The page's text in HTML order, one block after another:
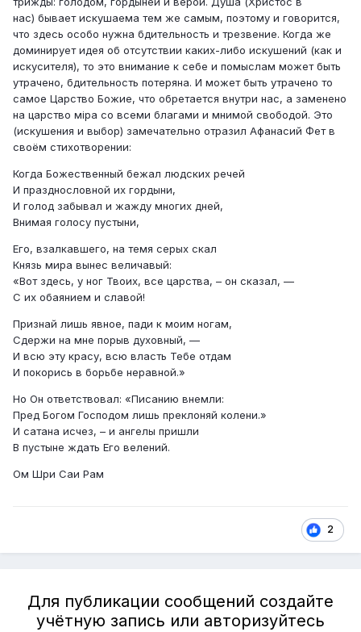
нас) бывает искушаема тем же самым, поэтому и говорится,
что здесь особо нужна бдительность и трезвение. Когда же
доминирует идея об отсутствии каких-либо искушений (как и
искусителя), то это внимание к себе и помыслам может быть
утрачено, бдительность потеряна. И может быть утрачено то
самое Царство Божие, что обретается внутри нас, а заменено
на царство мiра со всеми благами и мнимой свободой. Это
(искушения и выбор) замечательно отразил Афанасий Фет в
своём стихотворении:
Когда Божественный бежал людских речей
И празднословной их гордыни,
И голод забывал и жажду многих дней,
Внимая голосу пустыни,
Его, взалкавшего, на темя серых скал
Князь мира вынес величавый:
«Вот здесь, у ног Твоих, все царства, – он сказал, —
С их обаянием и славой!
Признай лишь явное, пади к моим ногам,
Сдержи на мне порыв духовный, —
И всю эту красу, всю власть Тебе отдам
И покорись в борьбе неравной.»
Но Он ответствовал: «Писанию внемли:
Пред Богом Господом лишь преклоняй колени.»
И сатана исчез, – и ангелы пришли
В пустыне ждать Его велений.
Ом Шри Саи Рам
2
Для публикации сообщений создайте
учётную запись или авторизуйтесь